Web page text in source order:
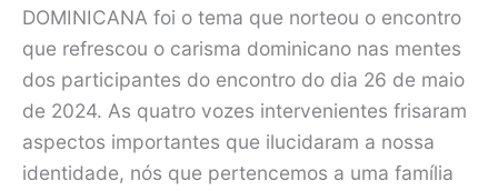
DOMINICANA foi o tema que norteou o encontro
que refrescou o carisma dominicano nas mentes
dos participantes do encontro do dia 26 de maio
de 2024. As quatro vozes intervenientes frisaram
aspectos importantes que ilucidaram a nossa
identidade, nós que pertencemos a uma família